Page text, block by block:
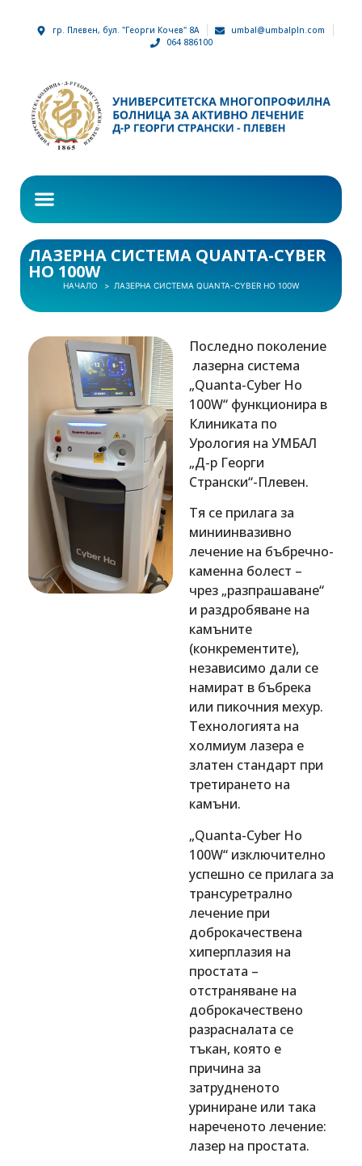
гр. Плевен, бул. "Георги Кочев" 8А
umbal@umbalpln.com
064 886100
ЛАЗЕРНА СИСТЕМА QUANTA-CYBER
HO 100W
НАЧАЛО ЛАЗЕРНА СИСТЕМА QUANTA-CYBER HO 100W
Последно поколение
лазерна система
„Quanta-Cyber Ho
100W“ функционира в
Клиниката по
Урология на УМБАЛ
„Д-р Георги
Странски“-Плевен.
Тя се прилага за
миниинвазивно
лечение на бъбречно-
каменна болест –
чрез „разпрашаване“
и раздробяване на
камъните
(конкрементите),
независимо дали се
намират в бъбрека
или пикочния мехур.
Технологията на
холмиум лазера е
златен стандарт при
третирането на
камъни.
„Quanta-Cyber Ho
100W“ изключително
успешно се прилага за
трансуретрално
лечение при
доброкачествена
хиперплазия на
простата –
отстраняване на
доброкачествено
разрасналата се
тъкан, която е
причина за
затрудненото
уриниране или така
нареченото лечение:
лазер на простата.